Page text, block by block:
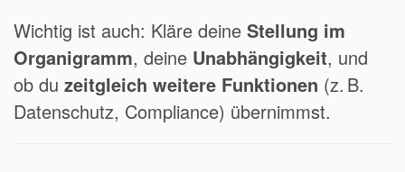
Wichtig ist auch: Kläre deine Stellung im
Organigramm, deine Unabhängigkeit, und
ob du zeitgleich weitere Funktionen (z. B.
Datenschutz, Compliance) übernimmst.